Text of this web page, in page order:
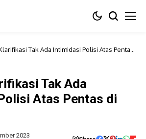
Tak Ada Intimidasi Polisi Atas Pentas
Tak Ada
Atas Pentas di
2023